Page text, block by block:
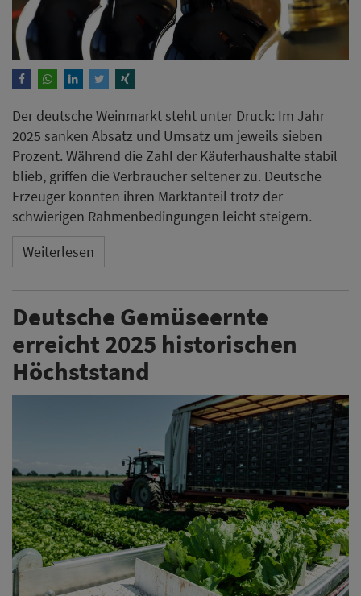
Der deutsche Weinmarkt steht unter Druck: Im Jahr
2025 sanken Absatz und Umsatz um jeweils sieben
Prozent. Während die Zahl der Käuferhaushalte stabil
blieb, griffen die Verbraucher seltener zu. Deutsche
Erzeuger konnten ihren Marktanteil trotz der
schwierigen Rahmenbedingungen leicht steigern.
Weiterlesen
Deutsche Gemüseernte
erreicht 2025 historischen
Höchststand